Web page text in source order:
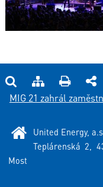
MIG 21 zahrál
United Energy,
Teplárenská 2,
Most